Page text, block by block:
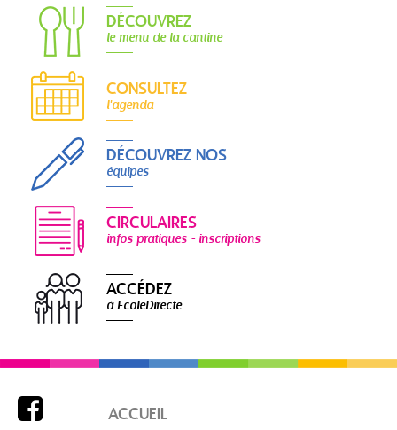
DÉCOUVREZ
le menu de la cantine
CONSULTEZ
l'agenda
DÉCOUVREZ NOS
équipes
CIRCULAIRES
infos pratiques - inscriptions
ACCÉDEZ
à EcoleDirecte
 ACCUEIL